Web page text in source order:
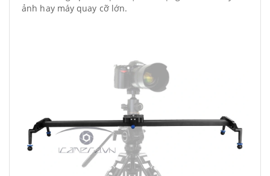
ảnh hay máy quay cỡ lớn.